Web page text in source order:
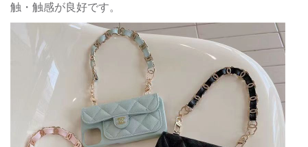
触・触感が良好です。